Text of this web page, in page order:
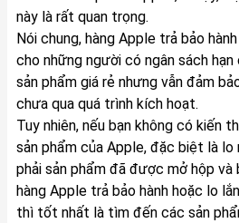
này là rất quan trọng.
Nói chung, hàng Apple trả bảo
cho những người có ngân sách
sản phẩm giá rẻ nhưng vẫn đảm
chưa qua quá trình kích hoạt.
Tuy nhiên, nếu bạn không có kiến
sản phẩm của Apple, đặc biệt là lo
phải sản phẩm đã được mở hộp và
hàng Apple trả bảo hành hoặc lo
thì tốt nhất là tìm đến các sản